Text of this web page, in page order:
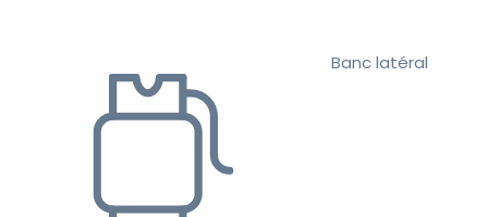
Banc latéral